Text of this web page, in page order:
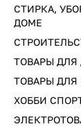
СТИРКА,
ДОМЕ
ТОВАРЫ ДЛЯ
ТОВАРЫ ДЛЯ
ХОББИ